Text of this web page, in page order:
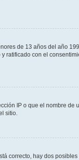
de 13 años del año
ratificado con el
IP o que el nombre
sitio.
correcto, hay dos